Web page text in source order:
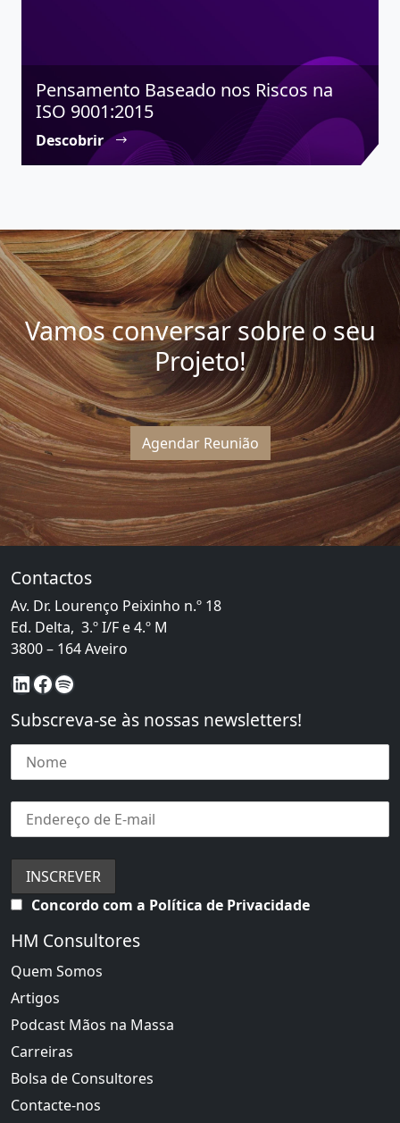
Pensamento Baseado nos Riscos na
ISO 9001:2015
Descobrir
Vamos conversar sobre o seu
Projeto!
Agendar Reunião
Contactos
Av. Dr. Lourenço Peixinho n.º 18
Ed. Delta, 3.º I/F e 4.º M
3800 – 164 Aveiro
LinkedIn
Facebook
Spotify
Subscreva-se às nossas newsletters!
Concordo com a Política de Privacidade
HM Consultores
Quem Somos
Artigos
Podcast Mãos na Massa
Carreiras
Bolsa de Consultores
Contacte-nos